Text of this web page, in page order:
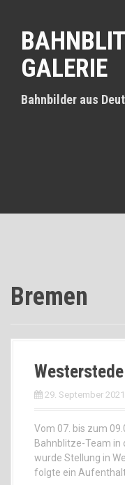
t
GALERIE
Bahnbilder aus
Bremen
29. September 2021
Vom 07. bis zum
Bahnblitze-Team in
wurde Stellung in
folgte ein Aufenthalt